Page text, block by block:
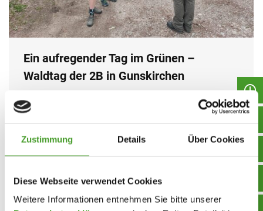
Zustimmung Details Über Cookies
Diese Webseite verwendet Cookies
Weitere Informationen entnehmen Sie bitte unserer
Ein aufregender Tag im Grünen –
Waldtag der 2B in Gunskirchen
Exkursion
Schuljahr 2025/26
By
Am 20.05. erwartete die 2B ein Tag an der frischen
die Klasse vom Waldpädagogen Gustav Steinhuber
die wichtigsten Verhaltensregeln im Wald kennen.